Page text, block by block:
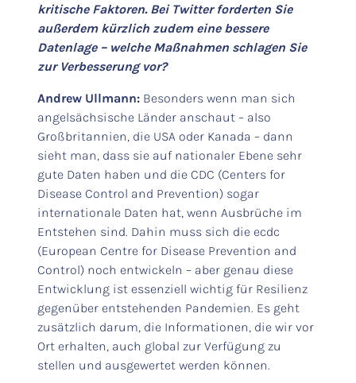
kritische Faktoren. Bei Twitter forderten Sie
außerdem kürzlich zudem eine bessere
Datenlage – welche Maßnahmen schlagen Sie
zur Verbesserung vor?
Andrew Ullmann: Besonders wenn man sich
angelsächsische Länder anschaut – also
Großbritannien, die USA oder Kanada – dann
sieht man, dass sie auf nationaler Ebene sehr
gute Daten haben und die CDC (Centers for
Disease Control and Prevention) sogar
internationale Daten hat, wenn Ausbrüche im
Entstehen sind. Dahin muss sich die ecdc
(European Centre for Disease Prevention and
Control) noch entwickeln – aber genau diese
Entwicklung ist essenziell wichtig für Resilienz
gegenüber entstehenden Pandemien. Es geht
zusätzlich darum, die Informationen, die wir vor
Ort erhalten, auch global zur Verfügung zu
stellen und ausgewertet werden können.